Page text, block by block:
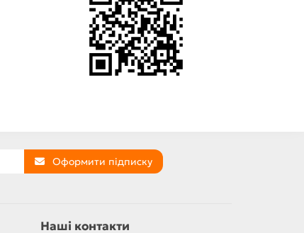
Оформити підписку
Наші контакти